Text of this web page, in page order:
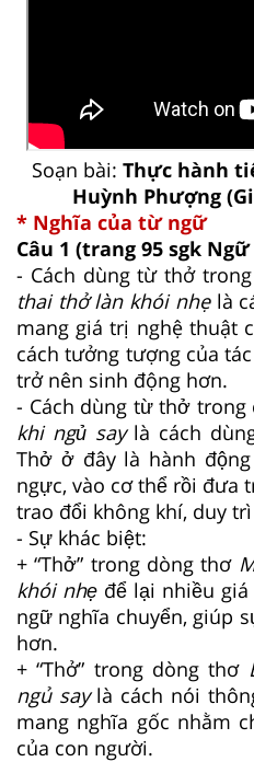
Soạn bài: Thực hành
Huỳnh Phượng
* Nghĩa của từ ngữ
Câu 1 (trang 95 sgk Ngữ
- Cách dùng từ thở
thai thở làn khói nhẹlà
mang giá trị nghệ thuật
cách tưởng tượng của
trở nên sinh động hơn.
- Cách dùng từ thở trong
khi ngủ saylà cách
Thở ở đây là hành
ngực, vào cơ thể rồi đưa
trao đổi không khí, duy
- Sự khác biệt:
+ “Thở” trong dòng thơ
khói nhẹ để lại nhiều
ngữ nghĩa chuyển, giúp
hơn.
+ “Thở” trong dòng thơ
ngủ saylà cách nói
mang nghĩa gốc nhằm
của con người.